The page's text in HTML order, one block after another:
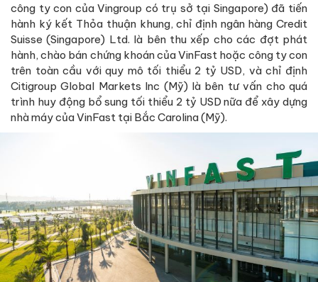
công ty con của Vingroup có trụ sở tại Singapore) đã tiến
hành ký kết Thỏa thuận khung, chỉ định ngân hàng Credit
Suisse (Singapore) Ltd. là bên thu xếp cho các đợt phát
hành, chào bán chứng khoán của VinFast hoặc công ty con
trên toàn cầu với quy mô tối thiểu 2 tỷ USD, và chỉ định
Citigroup Global Markets Inc (Mỹ) là bên tư vấn cho quá
trình huy động bổ sung tối thiểu 2 tỷ USD nữa để xây dựng
nhà máy của VinFast tại Bắc Carolina (Mỹ).